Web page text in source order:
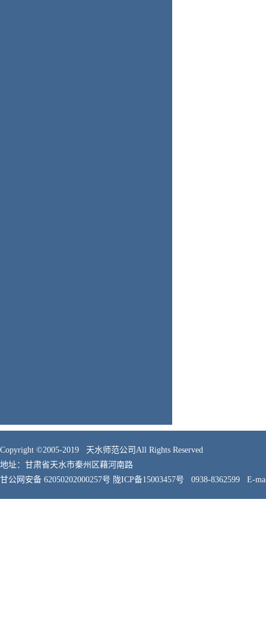
Copyright ©2005-2019 天水师范公司All Rights Reserved
地址：甘肃省天水市秦州区藉河南路
甘公网安备 62050202000257号 陇ICP备15003457号 0938-8362599 E-